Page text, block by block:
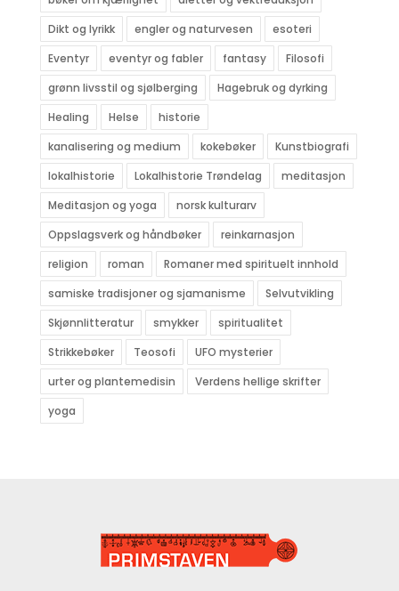
Dikt og lyrikk
engler og naturvesen
esoteri
Eventyr
eventyr og fabler fantasy
Filosofi
grønn livsstil og sjølberging
Hagebruk og dyrking
Healing
Helse
historie
kanalisering og medium
kokebøker
Kunstbiografi
lokalhistorie
Lokalhistorie Trøndelag
meditasjon
Meditasjon og yoga
norsk kulturarv
Oppslagsverk og håndbøker
reinkarnasjon
religion
roman
Romaner med spirituelt innhold
samiske tradisjoner og sjamanisme
Selvutvikling
Skjønnlitteratur
smykker
spiritualitet
Strikkebøker
Teosofi
UFO mysterier
urter og plantemedisin
Verdens hellige skrifter
yoga